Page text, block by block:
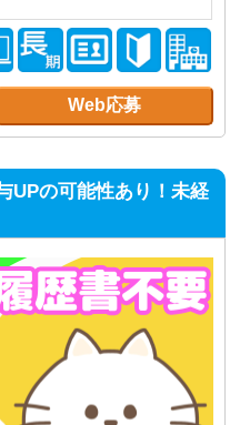
Web応募
UPの可能性あり！未経